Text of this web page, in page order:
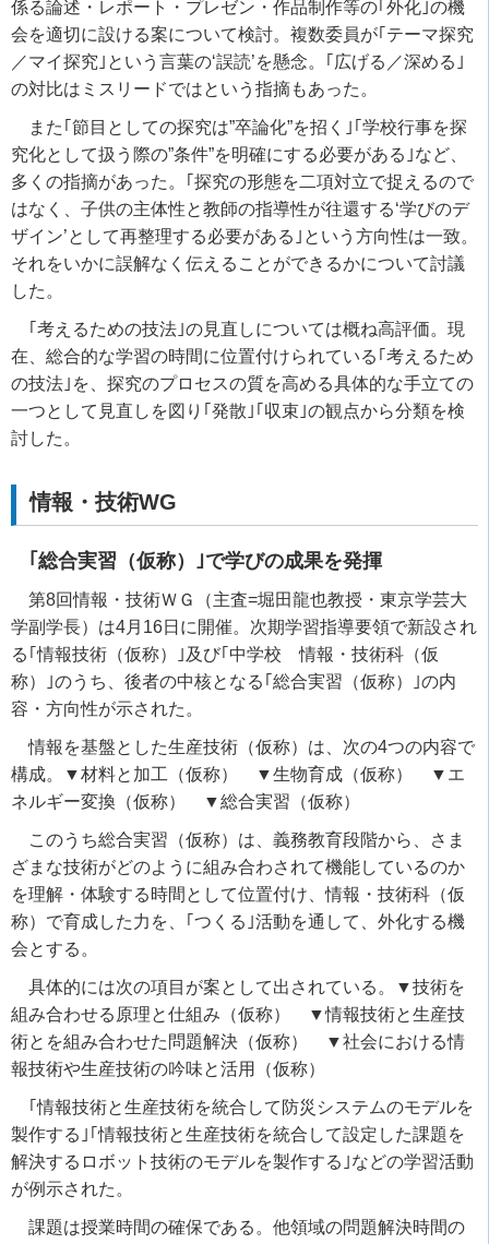
係る論述・レポート・プレゼン・作品制作等の｢外化｣の機
会を適切に設ける案について検討。複数委員が｢テーマ探究
／マイ探究｣という言葉の‘誤読’を懸念。｢広げる／深める｣
の対比はミスリードではという指摘もあった。
また｢節目としての探究は”卒論化”を招く｣｢学校行事を探
究化として扱う際の”条件”を明確にする必要がある｣など、
多くの指摘があった。｢探究の形態を二項対立で捉えるので
はなく、子供の主体性と教師の指導性が往還する‘学びのデ
ザイン’として再整理する必要がある｣という方向性は一致。
それをいかに誤解なく伝えることができるかについて討議
した。
｢考えるための技法｣の見直しについては概ね高評価。現
在、総合的な学習の時間に位置付けられている｢考えるため
の技法｣を、探究のプロセスの質を高める具体的な手立ての
一つとして見直しを図り｢発散｣｢収束｣の観点から分類を検
討した。
情報・技術WG
｢総合実習（仮称）｣で学びの成果を発揮
第8回情報・技術ＷＧ（主査=堀田龍也教授・東京学芸大
学副学長）は4月16日に開催。次期学習指導要領で新設され
る｢情報技術（仮称）｣及び｢中学校 情報・技術科（仮
称）｣のうち、後者の中核となる｢総合実習（仮称）｣の内
容・方向性が示された。
情報を基盤とした生産技術（仮称）は、次の4つの内容で
構成。▼材料と加工（仮称） ▼生物育成（仮称） ▼エ
ネルギー変換（仮称） ▼総合実習（仮称）
このうち総合実習（仮称）は、義務教育段階から、さま
ざまな技術がどのように組み合わされて機能しているのか
を理解・体験する時間として位置付け、情報・技術科（仮
称）で育成した力を、｢つくる｣活動を通して、外化する機
会とする。
具体的には次の項目が案として出されている。▼技術を
組み合わせる原理と仕組み（仮称） ▼情報技術と生産技
術とを組み合わせた問題解決（仮称） ▼社会における情
報技術や生産技術の吟味と活用（仮称）
｢情報技術と生産技術を統合して防災システムのモデルを
製作する｣｢情報技術と生産技術を統合して設定した課題を
解決するロボット技術のモデルを製作する｣などの学習活動
が例示された。
課題は授業時間の確保である。他領域の問題解決時間の